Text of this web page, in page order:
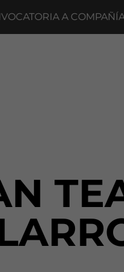
A COMPAÑÍAS